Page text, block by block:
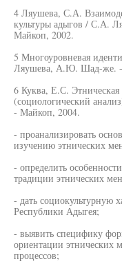
4 Ляушева, С.А.
культуры адыгов / С.А.
Майкоп, 2002.
5 Многоуровневая
Ляушева, А.Ю. Шад-же.
6 Куква, Е.С.
(социологический
- Майкоп, 2004.
- проанализировать
изучению этнических
- определить
традиции этнических
- дать социокультурную
Республики Адыгея;
- выявить специфику
ориентации этнических
процессов;